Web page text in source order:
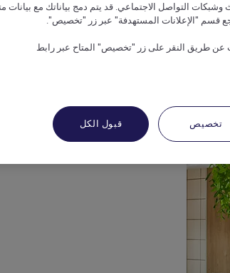
التواصل الاجتماعي. قد يتم دمج بياناتك مع بيانات
قسم "الإعلانات المستهدفة" عبر زر "تخصيص".
عن طريق النقر على زر "تخصيص" المتاح عبر رابط
تخصيص قبول الكل